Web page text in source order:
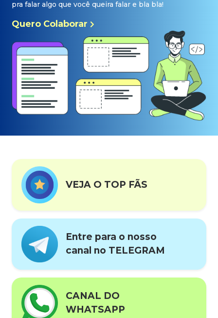
pra falar algo que você queira falar e bla bla!
Quero Colaborar
VEJA O TOP FÃS
Entre para o nosso
canal no TELEGRAM
CANAL DO
WHATSAPP